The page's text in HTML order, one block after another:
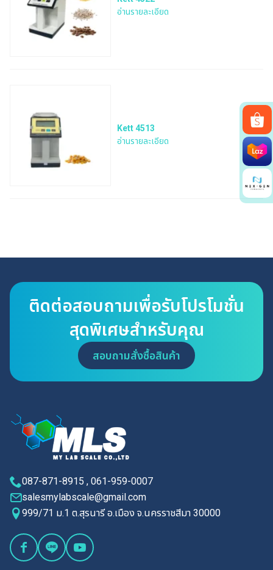
for:
อ่านรายละเอียด
Kett 4513
อ่านรายละเอียด
ติดต่อสอบถามเพื่อรับโปรโมชั่น
สุดพิเศษสำหรับคุณ
สอบถามสั่งซื้อสินค้า
087-871-8915 , 061-959-0007
salesmylabscale@gmail.com
999/71 ม.1 ต.สุรนารี อ.เมือง จ.นครราชสีมา 30000